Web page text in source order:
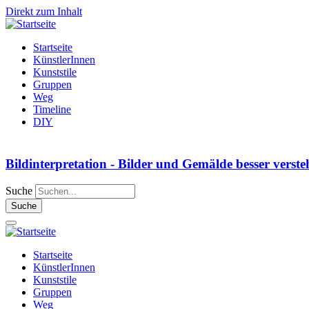
Direkt zum Inhalt
Startseite
KünstlerInnen
Kunststile
Gruppen
Weg
Timeline
DIY
Bildinterpretation - Bilder und Gemälde besser
Suche
Startseite
KünstlerInnen
Kunststile
Gruppen
Weg